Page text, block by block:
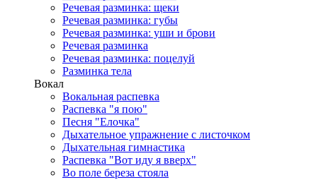
Речевая разминка: щеки
Речевая разминка: губы
Речевая разминка: уши и брови
Речевая разминка
Речевая разминка: поцелуй
Разминка тела
Вокал
Вокальная распевка
Распевка "я пою"
Песня "Елочка"
Дыхательное упражнение с листочком
Дыхательная гимнастика
Распевка "Вот иду я вверх"
Во поле береза стояла